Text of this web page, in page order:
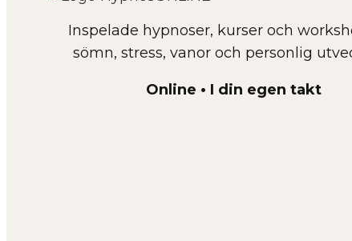
Inspelade hypnoser, kurser och
sömn, stress, vanor och personlig
Online • I din egen takt